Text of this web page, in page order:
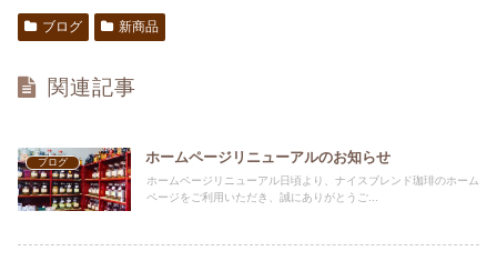
ブログ 新商品
関連記事
ブログ ホームページリニューアルのお知らせ
ホームページリニューアル日頃より、ナイスブレンド珈琲のホーム
ページをご利用いただき、誠にありがとうご...